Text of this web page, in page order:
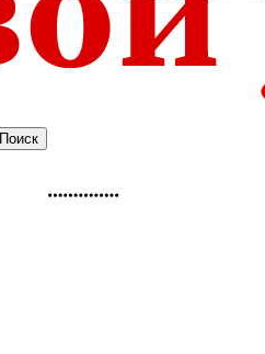
Поиск